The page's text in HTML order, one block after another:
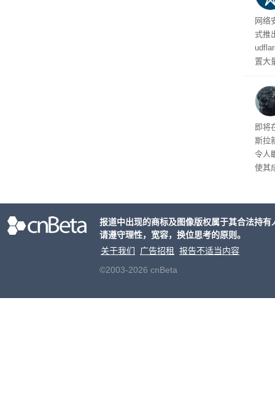
网络
式推
置大
化
纪录
即将
斯拉
令人
使其
报道中出现的商标及图像版权属于其合法持
请遵守理性，宽容，换位思考的原则。
关于我们
广告招租
报告不适当内容
©2003-2026 cnBeta